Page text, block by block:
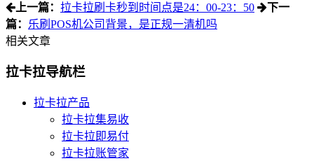
上一篇： 拉卡拉刷卡秒到时间点是24：00-23：50
下一
篇： 乐刷POS机公司背景，是正规一清机吗
相关文章
拉卡拉导航栏
拉卡拉产品
拉卡拉集易收
拉卡拉即易付
拉卡拉账管家